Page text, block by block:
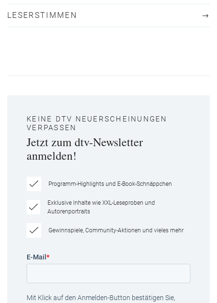
LESERSTIMMEN
KEINE DTV NEUERSCHEINUNGEN
VERPASSEN
Jetzt zum dtv-Newsletter
anmelden!
Programm-Highlights und E-Book-Schnäppchen
Exklusive Inhalte wie XXL-Leseproben und
Autorenportraits
Gewinnspiele, Community-Aktionen und vieles mehr
E-Mail *
Mit Klick auf den Anmelden-Button bestätigen Sie,